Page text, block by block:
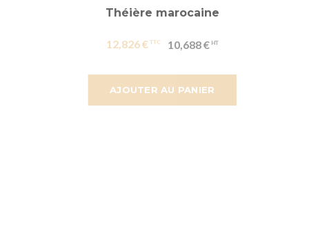
AJOUTER AU PANIER
Théière marocaine
12,826 € 10,688 €